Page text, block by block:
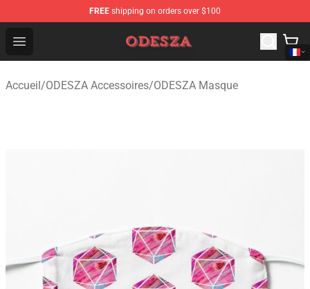
FREE shipping on orders over $100
Open menu
ODESZA Shop - Official ODESZA Merchandise Store
Accueil/ODESZA Accessoires/ODESZA Masque